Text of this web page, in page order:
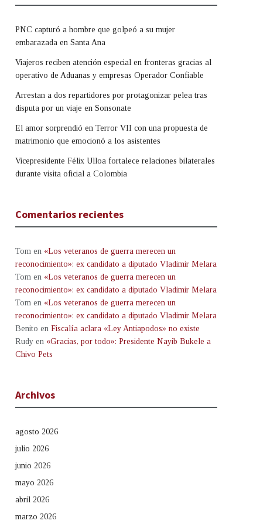
PNC capturó a hombre que golpeó a su mujer
embarazada en Santa Ana
Viajeros reciben atención especial en fronteras gracias al
operativo de Aduanas y empresas Operador Confiable
Arrestan a dos repartidores por protagonizar pelea tras
disputa por un viaje en Sonsonate
El amor sorprendió en Terror VII con una propuesta de
matrimonio que emocionó a los asistentes
Vicepresidente Félix Ulloa fortalece relaciones bilaterales
durante visita oficial a Colombia
Comentarios recientes
Tom en «Los veteranos de guerra merecen un
reconocimiento»: ex candidato a diputado Vladimir Melara
Tom en «Los veteranos de guerra merecen un
reconocimiento»: ex candidato a diputado Vladimir Melara
Tom en «Los veteranos de guerra merecen un
reconocimiento»: ex candidato a diputado Vladimir Melara
Benito en Fiscalía aclara «Ley Antiapodos» no existe
Rudy en «Gracias, por todo»: Presidente Nayib Bukele a
Chivo Pets
Archivos
agosto 2026
julio 2026
junio 2026
mayo 2026
abril 2026
marzo 2026